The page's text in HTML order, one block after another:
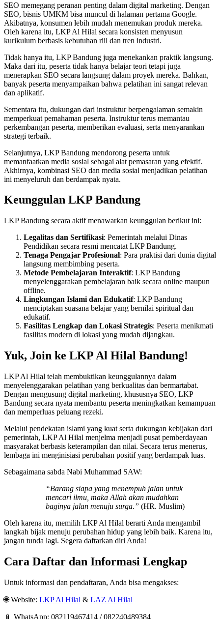
SEO memegang peranan penting dalam digital marketing. Dengan
SEO, bisnis UMKM bisa muncul di halaman pertama Google.
Akibatnya, konsumen lebih mudah menemukan produk mereka.
Oleh karena itu, LKP Al Hilal secara konsisten menyusun
kurikulum berbasis kebutuhan riil dan tren industri.
Tidak hanya itu, LKP Bandung juga menekankan praktik langsung.
Maka dari itu, peserta tidak hanya belajar teori tetapi juga
menerapkan SEO secara langsung dalam proyek mereka. Bahkan,
banyak peserta menyampaikan bahwa pelatihan ini sangat relevan
dan aplikatif.
Sementara itu, dukungan dari instruktur berpengalaman semakin
memperkuat pemahaman peserta. Instruktur terus memantau
perkembangan peserta, memberikan evaluasi, serta menyarankan
strategi terbaik.
Selanjutnya, LKP Bandung mendorong peserta untuk
memanfaatkan media sosial sebagai alat pemasaran yang efektif.
Akhirnya, kombinasi SEO dan media sosial menjadikan pelatihan
ini menyeluruh dan berdampak nyata.
Keunggulan LKP Bandung
LKP Bandung secara aktif menawarkan keunggulan berikut ini:
Legalitas dan Sertifikasi: Pemerintah melalui Dinas
Pendidikan secara resmi mencatat LKP Bandung.
Tenaga Pengajar Profesional: Para praktisi dari dunia digital
langsung membimbing peserta.
Metode Pembelajaran Interaktif: LKP Bandung
menyelenggarakan pembelajaran baik secara online maupun
offline.
Lingkungan Islami dan Edukatif: LKP Bandung
menciptakan suasana belajar yang bernilai spiritual dan
edukatif.
Fasilitas Lengkap dan Lokasi Strategis: Peserta menikmati
fasilitas modern di lokasi yang mudah dijangkau.
Yuk, Join ke LKP Al Hilal Bandung!
LKP Al Hilal telah membuktikan keunggulannya dalam
menyelenggarakan pelatihan yang berkualitas dan bermartabat.
Dengan mengusung digital marketing, khususnya SEO, LKP
Bandung secara nyata membantu peserta meningkatkan kemampuan
dan memperluas peluang rezeki.
Melalui pendekatan islami yang kuat serta dukungan kebijakan dari
pemerintah, LKP Al Hilal menjelma menjadi pusat pemberdayaan
masyarakat berbasis keterampilan dan nilai. Secara terus menerus,
lembaga ini menginisiasi perubahan positif yang berdampak luas.
Sebagaimana sabda Nabi Muhammad SAW:
“Barang siapa yang menempuh jalan untuk
mencari ilmu, maka Allah akan mudahkan
baginya jalan menuju surga.” (HR. Muslim)
Oleh karena itu, memilih LKP Al Hilal berarti Anda mengambil
langkah bijak menuju perubahan hidup yang lebih baik. Karena itu,
jangan tunda lagi. Segera daftarkan diri Anda!
Cara Daftar dan Informasi Lengkap
Untuk informasi dan pendaftaran, Anda bisa mengakses:
🌐 Website: LKP Al Hilal & LAZ Al Hilal
📱 WhatsApp: 082119467414 / 082240489384